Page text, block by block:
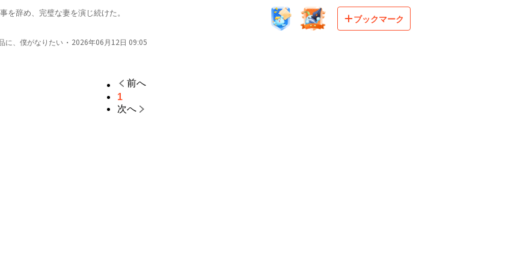
を辞め、完璧な妻を演じ続けた。
た――
に、僕がなりたい ・ 2026年06月12日 09:05
ブックマーク
前へ
1
次へ